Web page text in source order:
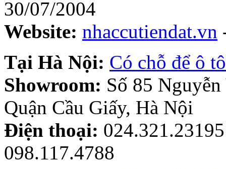
30/07/2004
Website: nhaccutiendat.vn
Tại Hà Nội: Có chỗ để ô tô
Showroom: Số 85
Quận Cầu Giấy, Hà Nội
Điện thoại:
098.117.4788